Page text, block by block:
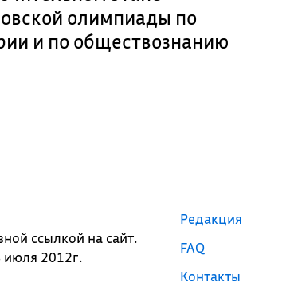
олимпиады по
и по обществознанию
ссылкой на сайт.
2012г.
Редакция
FAQ
Контакты